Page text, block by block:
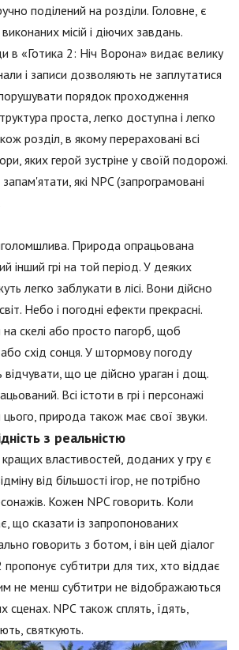
поділений на розділи. Головне, є
місій і діючих завдань.
в «Готика 2: Ніч Ворона» видає велику
і записи дозволяють не заплутатися
порушувати порядок проходження
проста, легко доступна і легко
розділ, в якому перераховані всі
яких герой зустріне у своїй подорожі.
які NPC (запрограмовані
Природа опрацьована
інший грі на той період. У деяких
легко заблукати в лісі. Вони дійсно
Небо і погодні ефекти прекрасні.
скелі або просто пагорб, щоб
або схід сонця. У штормову погоду
відчувати, що це дійсно ураган і дощ.
Всі істоти в грі і персонажі
цього, природа також має свої звуки.
з реальністю
властивостей, доданих у гру є
від більшості ігор, не потрібно
Кожен NPC говорить. Коли
що сказати із запропонованих
говорить з ботом, і він цей діалог
пропонує субтитри для тих, хто віддає
не менш субтитри не відображаються
сценах. NPC також сплять, їдять,
святкують.